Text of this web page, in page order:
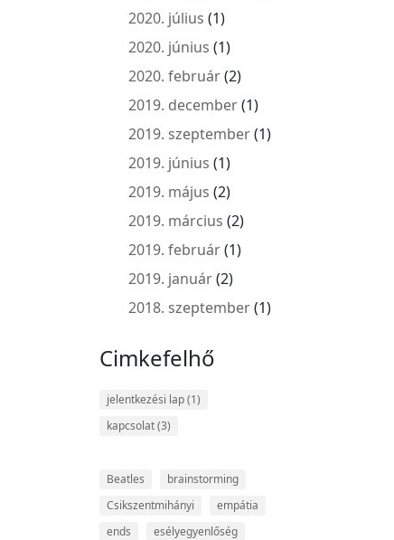
2020. július (1)
2020. június (1)
2020. február(2)
2019. december(1)
2019. szeptember(1)
2019. június (1)
2019. május (2)
2019. március (2)
2019. február(1)
2019. január(2)
2018. szeptember(1)
Cimkefelhő
jelentkezési lap(1)
kapcsolat(3)
Beatles
brainstorming
Csikszentmihányi
empátia
ends
esélyegyenlőség